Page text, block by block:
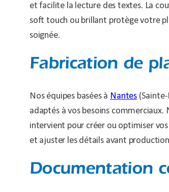
et facilite la lecture des textes. La
soft touch ou brillant protège votre
soignée.
Fabrication de
Nos équipes basées à Nantes
adaptés à vos besoins
intervient pour créer ou optimiser
et ajuster les détails avant
Documentation